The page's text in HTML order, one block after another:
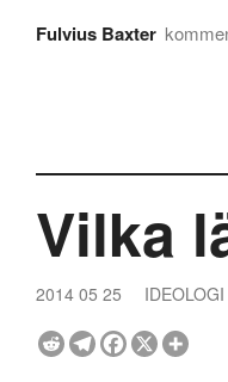
Fulvius Baxter
Vilka
2014 05 25 IDEOLOGI